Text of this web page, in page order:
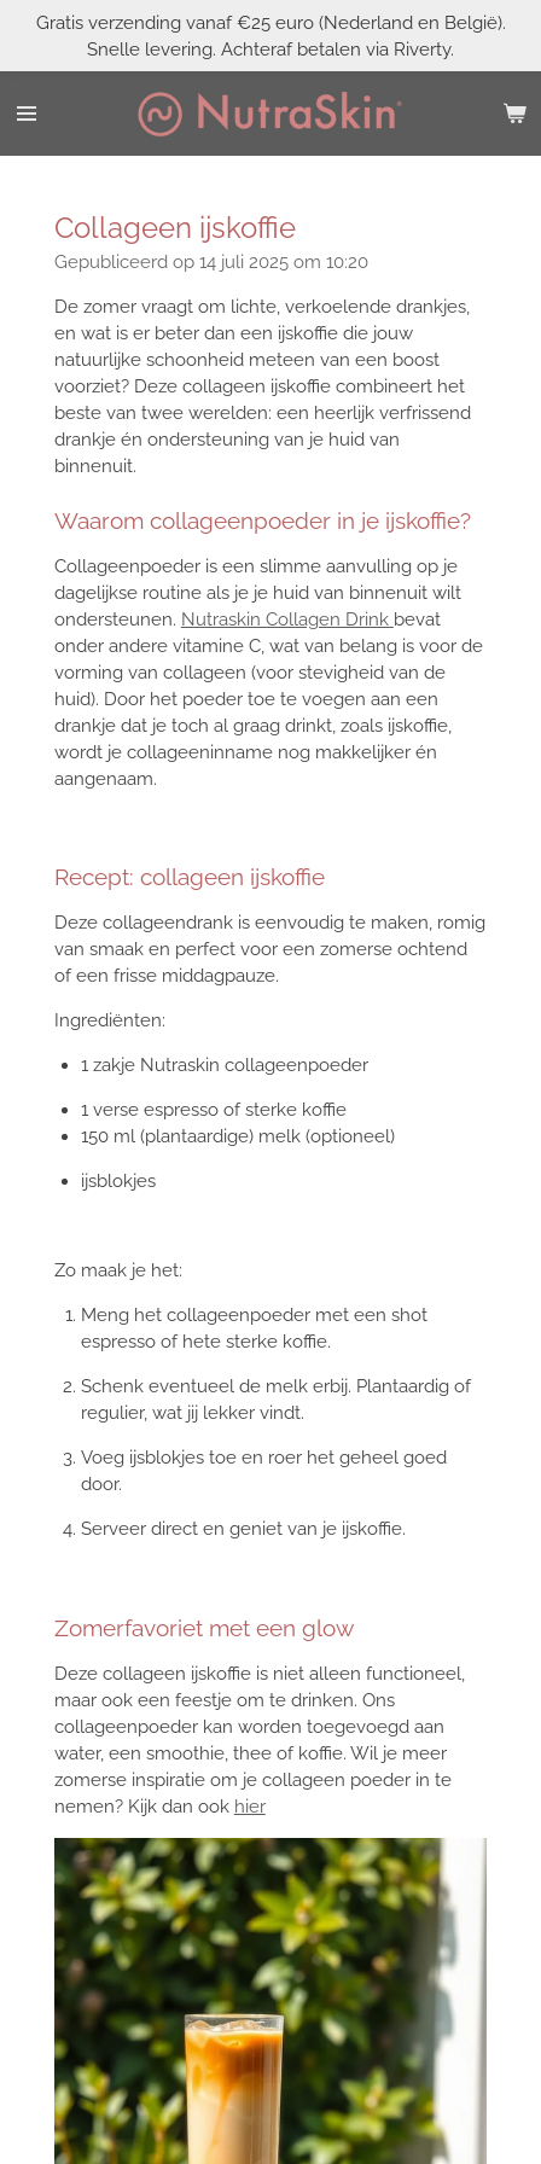
naar
de
Gratis verzending vanaf €25 euro (Nederland en België).
Snelle levering. Achteraf betalen via Riverty.
Collageen ijskoffie
Gepubliceerd op 14 juli 2025 om 10:20
De zomer vraagt om lichte, verkoelende drankjes,
en wat is er beter dan een ijskoffie die jouw
natuurlijke schoonheid meteen van een boost
voorziet? Deze collageen ijskoffie combineert het
beste van twee werelden: een heerlijk verfrissend
drankje én ondersteuning van je huid van
binnenuit.
Waarom collageenpoeder in je ijskoffie?
Collageenpoeder is een slimme aanvulling op je
dagelijkse routine als je je huid van binnenuit wilt
ondersteunen. Nutraskin Collagen Drink bevat
onder andere vitamine C, wat van belang is voor de
vorming van collageen (voor stevigheid van de
huid). Door het poeder toe te voegen aan een
drankje dat je toch al graag drinkt, zoals ijskoffie,
wordt je collageeninname nog makkelijker én
aangenaam.
Recept: collageen ijskoffie
Deze collageendrank is eenvoudig te maken, romig
van smaak en perfect voor een zomerse ochtend
of een frisse middagpauze.
Ingrediënten:
1 zakje Nutraskin collageenpoeder
1 verse espresso of sterke koffie
150 ml (plantaardige) melk (optioneel)
ijsblokjes
Zo maak je het:
Meng het collageenpoeder met een shot
espresso of hete sterke koffie.
Schenk eventueel de melk erbij. Plantaardig of
regulier, wat jij lekker vindt.
Voeg ijsblokjes toe en roer het geheel goed
door.
Serveer direct en geniet van je ijskoffie.
Zomerfavoriet met een glow
Deze collageen ijskoffie is niet alleen functioneel,
maar ook een feestje om te drinken. Ons
collageenpoeder kan worden toegevoegd aan
water, een smoothie, thee of koffie. Wil je meer
zomerse inspiratie om je collageen poeder in te
nemen? Kijk dan ook hier